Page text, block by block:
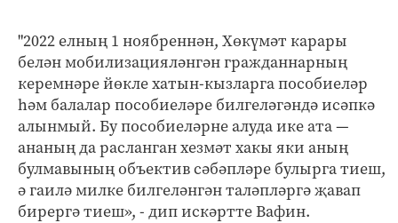
"2022 елның 1 ноябреннән, Хөкүмәт карары
белән мобилизацияләнгән гражданнарның
керемнәре йөкле хатын-кызларга пособиеләр
һәм балалар пособиеләре билгеләгәндә исәпкә
алынмый. Бу пособиеләрне алуда ике ата —
ананың да расланган хезмәт хакы яки аның
булмавының объектив сәбәпләре булырга тиеш,
ә гаилә милке билгеләнгән таләпләргә җавап
бирергә тиеш», - дип искәртте Вафин.